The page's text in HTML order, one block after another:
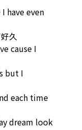
have even
久
cause I
but I
each time
dream look